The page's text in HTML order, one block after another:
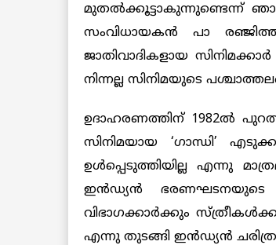
മുതല്‍ക്കൂട്ടാകുന്നുണ്ടെന്ന്
സംവിധായകന്‍ പാ
ജാതിവാദികളായ
നിന്നല്ല സിനിമയുടെ
ഉദാഹരണത്തിന് 1982ല്‍
സിനിമയായ ‘ഗാന്ധി’
ഉള്‍പ്പെടുത്തിയില്ല എന്നു
ഇൻഡ്യൻ ഭരണഘടനയുടെ
വിഭാഗക്കാര്‍ക്കും
എന്നു തുടങ്ങി ഇൻഡ്യന്‍